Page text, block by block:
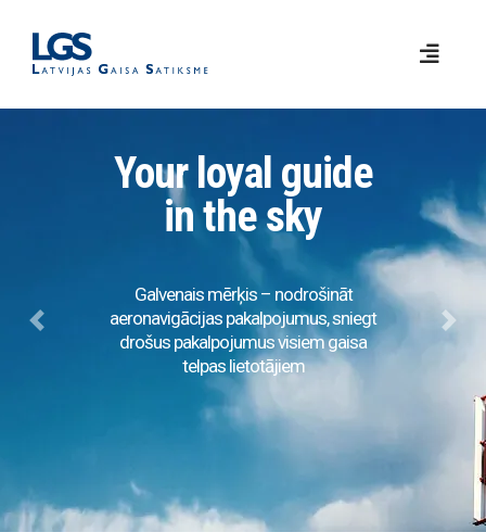
Your loyal guide
in the sky
Galvenais mērķis – nodrošināt
aeronavigācijas pakalpojumus, sniegt
drošus pakalpojumus visiem gaisa
telpas lietotājiem
Previous Next